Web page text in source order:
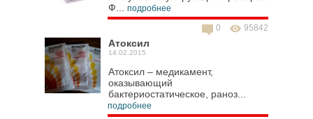
Ф... подробнее
95842
0
Атоксил
14.02.2015
Атоксил – медикамент,
оказывающий
бактериостатическое, раноз...
подробнее